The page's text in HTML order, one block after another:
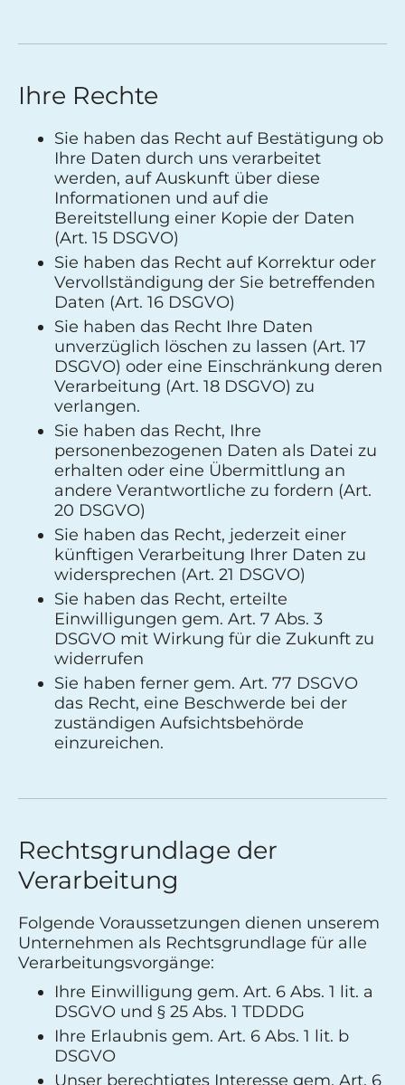
Ihre Rechte
Sie haben das Recht auf Bestätigung ob
Ihre Daten durch uns verarbeitet
werden, auf Auskunft über diese
Informationen und auf die
Bereitstellung einer Kopie der Daten
(Art. 15 DSGVO)
Sie haben das Recht auf Korrektur oder
Vervollständigung der Sie betreffenden
Daten (Art. 16 DSGVO)
Sie haben das Recht Ihre Daten
unverzüglich löschen zu lassen (Art. 17
DSGVO) oder eine Einschränkung deren
Verarbeitung (Art. 18 DSGVO) zu
verlangen.
Sie haben das Recht, Ihre
personenbezogenen Daten als Datei zu
erhalten oder eine Übermittlung an
andere Verantwortliche zu fordern (Art.
20 DSGVO)
Sie haben das Recht, jederzeit einer
künftigen Verarbeitung Ihrer Daten zu
widersprechen (Art. 21 DSGVO)
Sie haben das Recht, erteilte
Einwilligungen gem. Art. 7 Abs. 3
DSGVO mit Wirkung für die Zukunft zu
widerrufen
Sie haben ferner gem. Art. 77 DSGVO
das Recht, eine Beschwerde bei der
zuständigen Aufsichtsbehörde
einzureichen.
Rechtsgrundlage der
Verarbeitung
Folgende Voraussetzungen dienen unserem
Unternehmen als Rechtsgrundlage für alle
Verarbeitungsvorgänge:
Ihre Einwilligung gem. Art. 6 Abs. 1 lit. a
DSGVO und § 25 Abs. 1 TDDDG
Ihre Erlaubnis gem. Art. 6 Abs. 1 lit. b
DSGVO
Unser berechtigtes Interesse gem. Art. 6